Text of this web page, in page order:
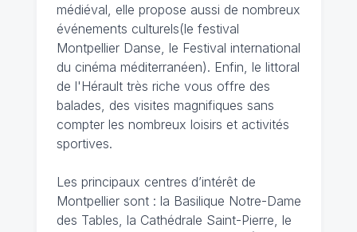
médiéval, elle propose aussi de nombreux
événements culturels(le festival
Montpellier Danse, le Festival international
du cinéma méditerranéen). Enfin, le littoral
de l'Hérault très riche vous offre des
balades, des visites magnifiques sans
compter les nombreux loisirs et activités
sportives.
Les principaux centres d’intérêt de
Montpellier sont : la Basilique Notre-Dame
des Tables, la Cathédrale Saint-Pierre, le